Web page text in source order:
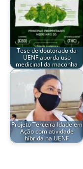
Tese de doutorado da
UENF aborda uso
medicinal da maconha
Projeto Terceira Idade em
Ação com atividade
híbrida na UENF